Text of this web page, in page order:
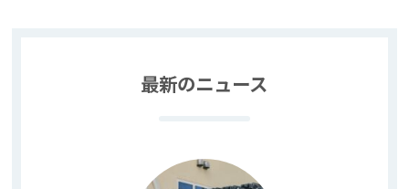
最新のニュース